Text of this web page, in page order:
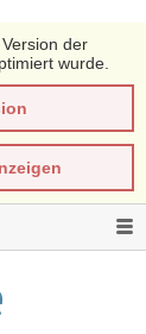
der
wurde.